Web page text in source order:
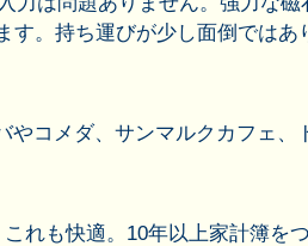
す。持ち運びが少し面倒ではあ
やコメダ、サンマルクカフェ、
れも快適。10年以上家計簿を